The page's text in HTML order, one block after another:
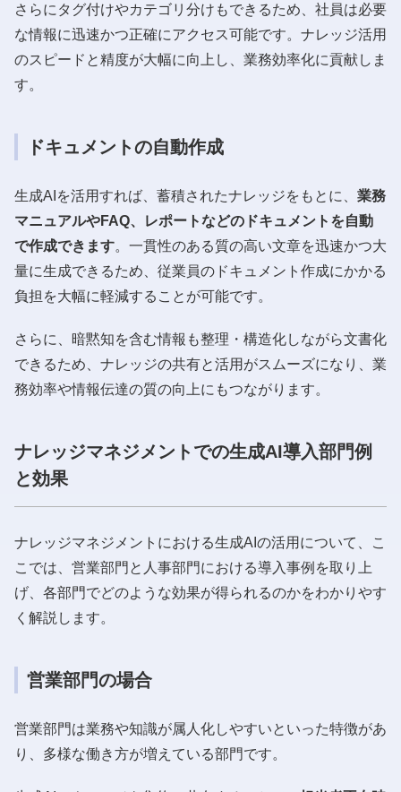
さらにタグ付けやカテゴリ分けもできるため、社員は必要
な情報に迅速かつ正確にアクセス可能です。ナレッジ活用
のスピードと精度が大幅に向上し、業務効率化に貢献しま
す。
ドキュメントの自動作成
生成AIを活用すれば、蓄積されたナレッジをもとに、 業務
マニュアルやFAQ、レポートなどのドキュメントを自動
で作成できます。一貫性のある質の高い文章を迅速かつ大
量に生成できるため、従業員のドキュメント作成にかかる
負担を大幅に軽減することが可能です。
さらに、暗黙知を含む情報も整理・構造化しながら文書化
できるため、ナレッジの共有と活用がスムーズになり、業
務効率や情報伝達の質の向上にもつながります。
ナレッジマネジメントでの生成AI導入部門例
と効果
ナレッジマネジメントにおける生成AIの活用について、こ
こでは、営業部門と人事部門における導入事例を取り上
げ、各部門でどのような効果が得られるのかをわかりやす
く解説します。
営業部門の場合
営業部門は業務や知識が属人化しやすいといった特徴があ
り、多様な働き方が増えている部門です。